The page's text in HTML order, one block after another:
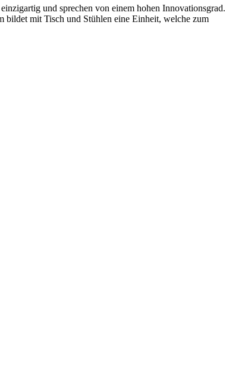
und sprechen von einem hohen Innovationsgrad.
bildet mit Tisch und Stühlen eine Einheit, welche zum